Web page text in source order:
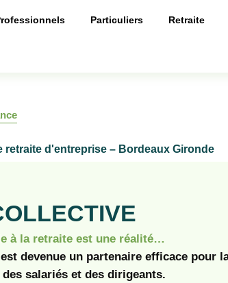
Particuliers Retraite
retraite d'entreprise – Bordeaux Gironde
à la retraite est une réalité…
devenue un partenaire efficace pour
salariés et des dirigeants.